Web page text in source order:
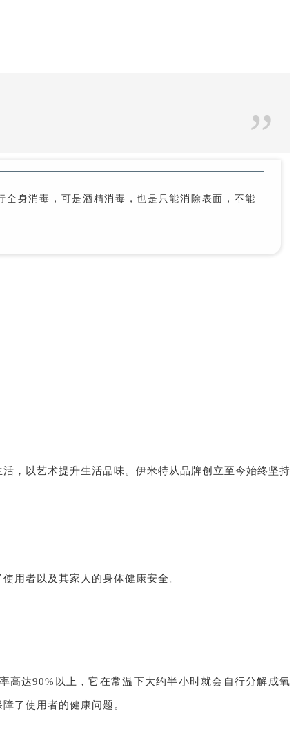
”
身消毒，可是酒精消毒，也是只能消除表面，不能
，以艺术提升生活品味。 伊米特从品牌创立至今始终坚持
用者以及其家人的身体健康安全。
高达90%以上，它在常温下大约半小时就会自行分解成氧
了使用者的健康问题。